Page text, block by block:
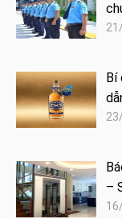
Bí
–